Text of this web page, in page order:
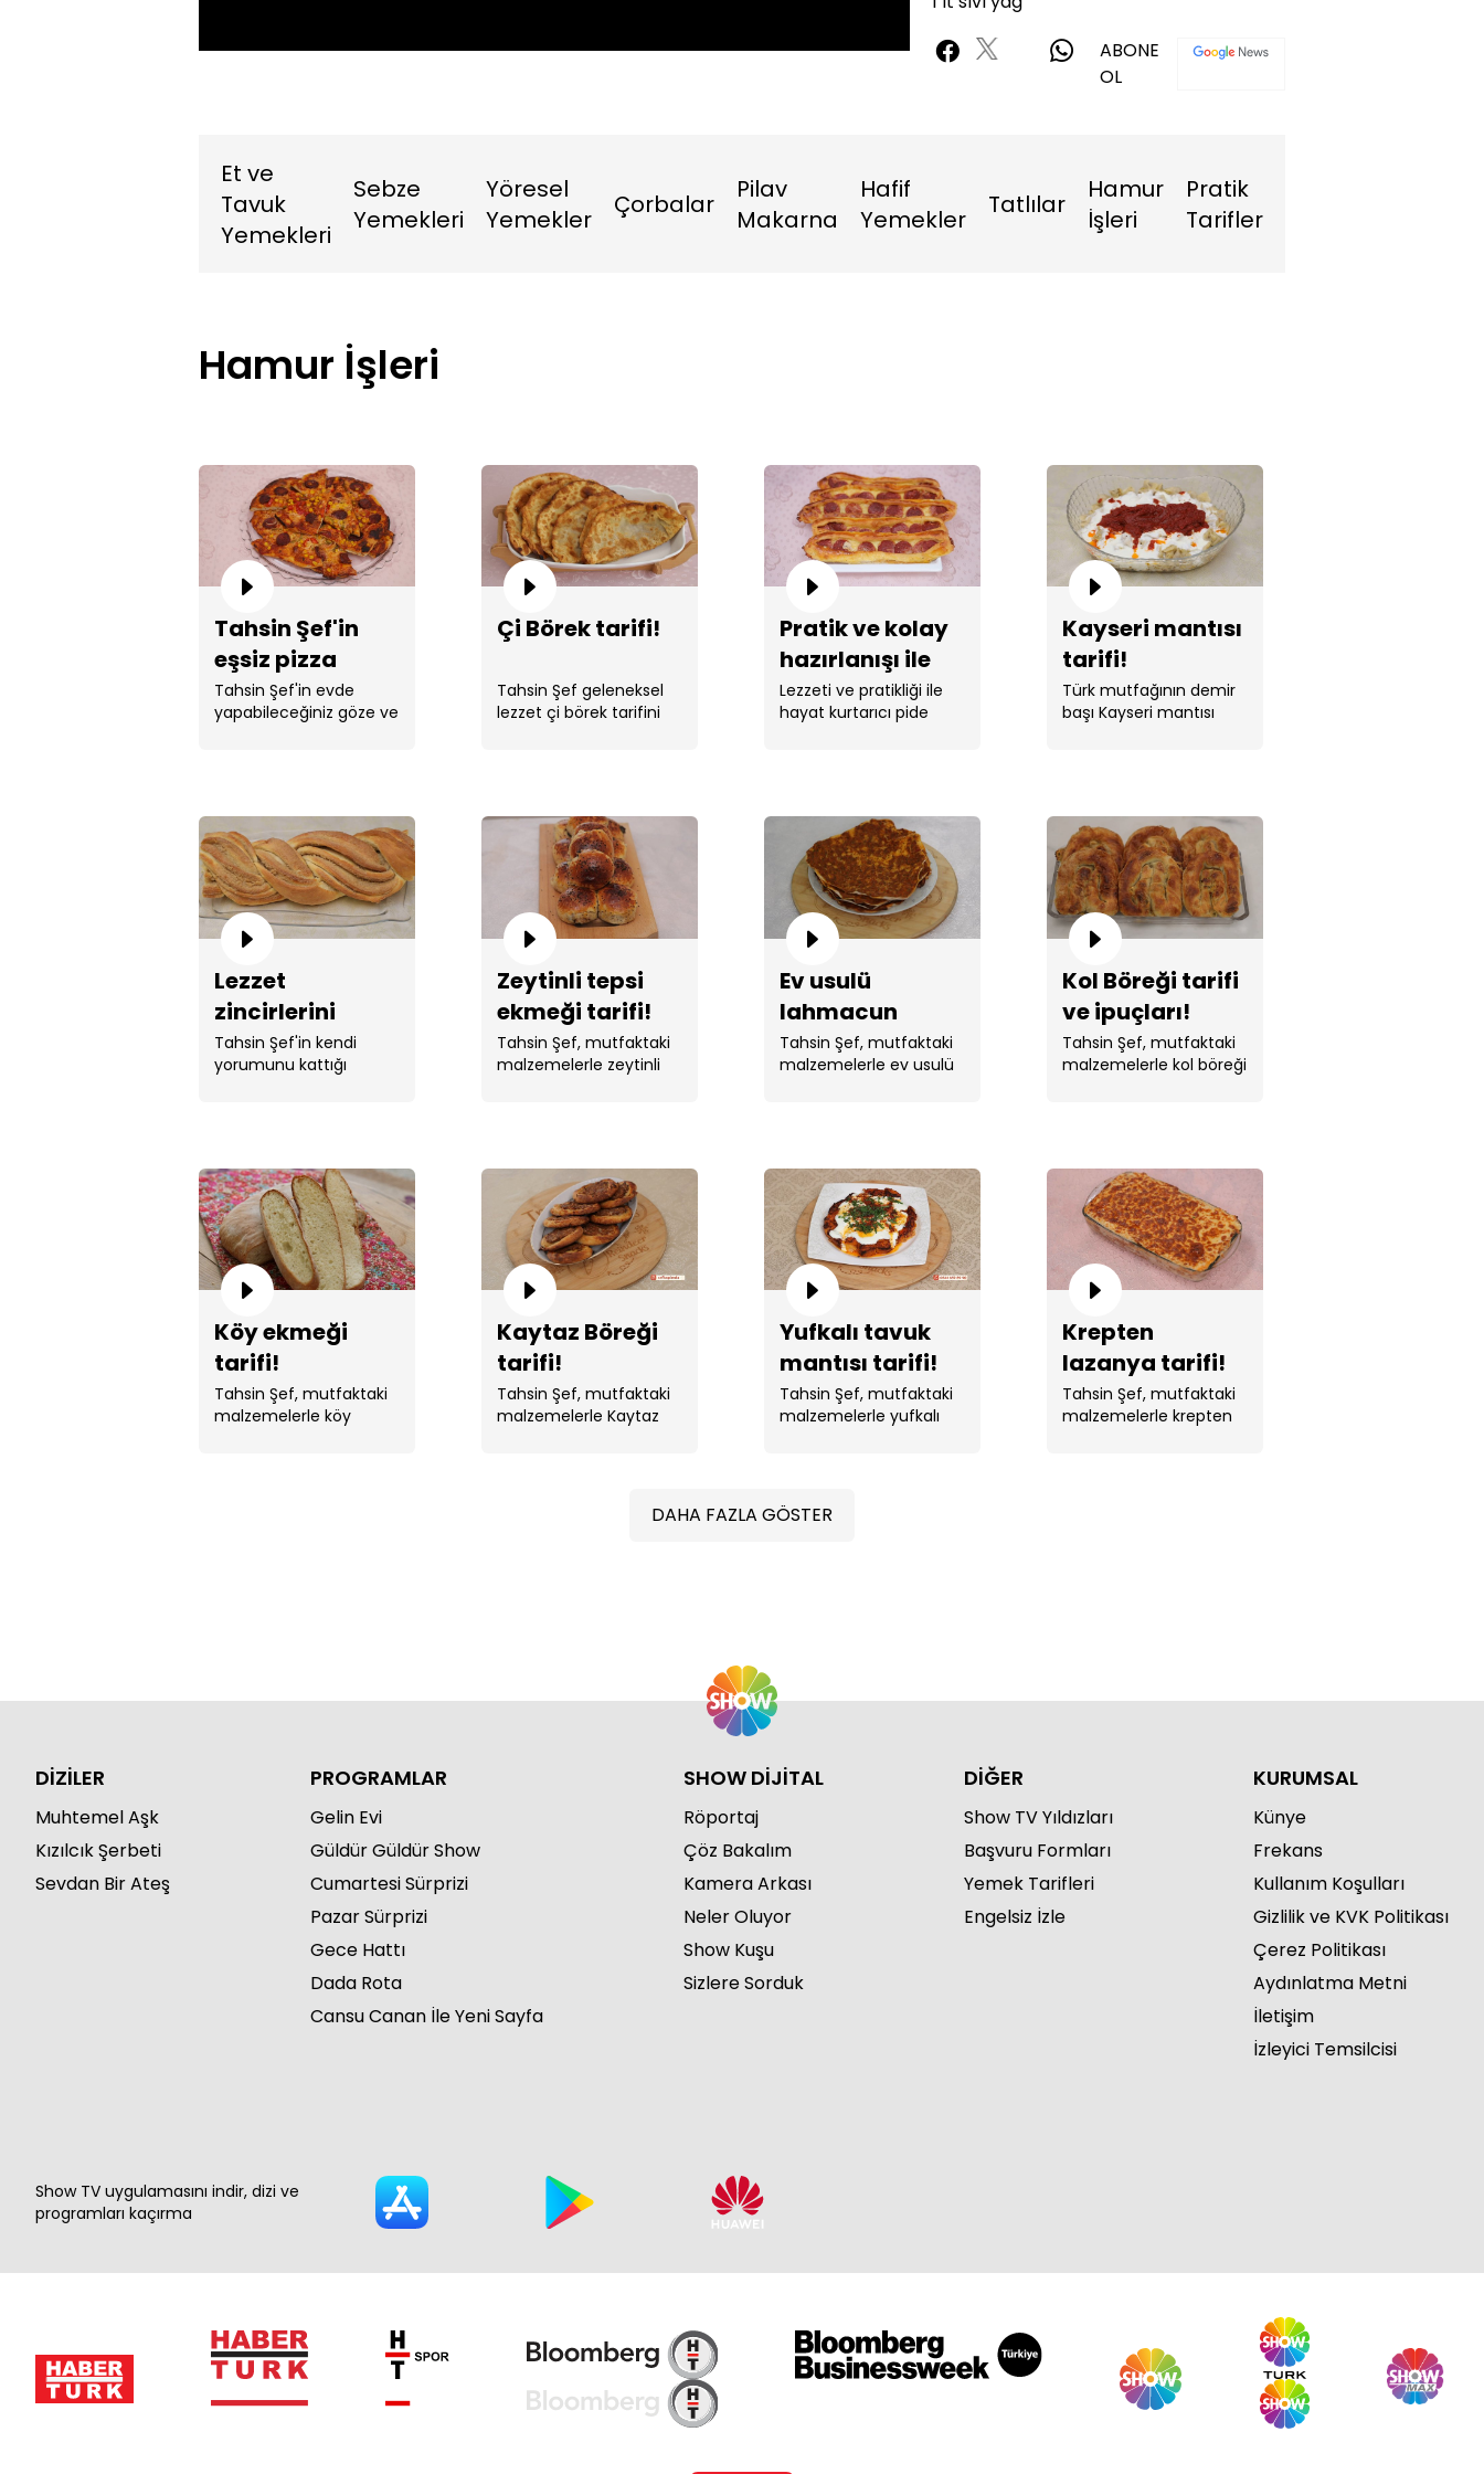
ABONE
OL
Et ve
Tavuk
Yemekleri
Sebze
Yemekleri
Yöresel
Yemekler
Çorbalar
Pilav
Makarna
Hafif
Yemekler
Tatlılar
Hamur
İşleri
Pratik
Tarifler
Hamur İşleri
Tahsin Şef'in
eşsiz pizza
tarifi!
Tahsin Şef'in evde
yapabileceğiniz göze ve
Çi Börek tarifi!
Tahsin Şef geleneksel
lezzet çi börek tarifini
Pratik ve kolay
hazırlanışı ile
sucuklu kaşarlı
pide tarifi!
Lezzeti ve pratikliği ile
hayat kurtarıcı pide
Kayseri mantısı
tarifi!
Türk mutfağının demir
başı Kayseri mantısı
Lezzet
zincirlerini
kıracak bir tarif:
tahinli örgü
Tahsin Şef'in kendi
yorumunu kattığı
Zeytinli tepsi
ekmeği tarifi!
Tahsin Şef, mutfaktaki
malzemelerle zeytinli
Ev usulü
lahmacun
tarifi!
Tahsin Şef, mutfaktaki
malzemelerle ev usulü
Kol Böreği tarifi
ve ipuçları!
Tahsin Şef, mutfaktaki
malzemelerle kol böreği
Köy ekmeği
tarifi!
Tahsin Şef, mutfaktaki
malzemelerle köy
Kaytaz Böreği
tarifi!
Tahsin Şef, mutfaktaki
malzemelerle Kaytaz
Yufkalı tavuk
mantısı tarifi!
Tahsin Şef, mutfaktaki
malzemelerle yufkalı
Krepten
lazanya tarifi!
Tahsin Şef, mutfaktaki
malzemelerle krepten
DAHA FAZLA GÖSTER
DİZİLER
Muhtemel Aşk
Kızılcık Şerbeti
Sevdan Bir Ateş
PROGRAMLAR
Gelin Evi
Güldür Güldür Show
Cumartesi Sürprizi
Pazar Sürprizi
Gece Hattı
Dada Rota
Cansu Canan İle Yeni Sayfa
SHOW DİJİTAL
Röportaj
Çöz Bakalım
Kamera Arkası
Neler Oluyor
Show Kuşu
Sizlere Sorduk
DİĞER
Show TV Yıldızları
Başvuru Formları
Yemek Tarifleri
Engelsiz İzle
KURUMSAL
Künye
Frekans
Kullanım Koşulları
Gizlilik ve KVK Politikası
Çerez Politikası
Aydınlatma Metni
İletişim
İzleyici Temsilcisi
Show TV uygulamasını indir, dizi ve
programları kaçırma